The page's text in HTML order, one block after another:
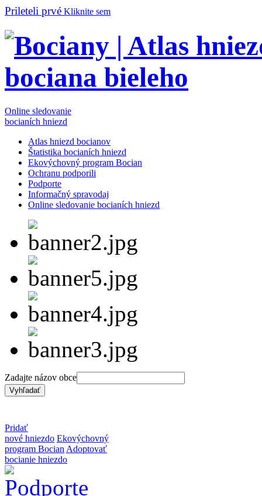
Prileteli prvé Kliknite sem
Online sledovanie
bocianích hniezd
Atlas hniezd bocianov
Štatistika bocianích hniezd
Ekovýchovný program Bocian
Ochranu podporili
Podporte
Informačný spravodaj
Online sledovanie bocianích hniezd
Zadajte názov obce
Pridať
nové hniezdo Ekovýchovný
program Bocian Adoptovať
bocianie hniezdo